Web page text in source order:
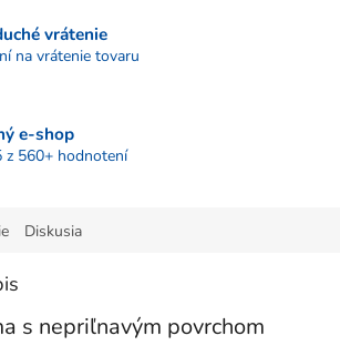
vrátenie
na vrátenie tovaru
e-shop
560+ hodnotení
Diskusia
s nepriľnavým povrchom